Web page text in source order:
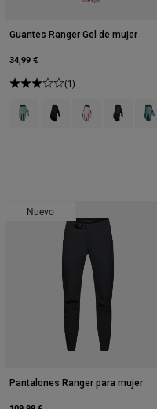
Guantes Ranger Gel de mujer
34,99 €
(1)
Product swatch type of Arctic
Product swatch type of
Product swatch
Product
Nuevo
Pantalones Ranger para mujer